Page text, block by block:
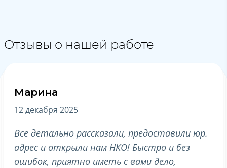
Отзывы о нашей работе
Марина
12 декабря 2025
Все детально рассказали, предоставили юр.
адрес и открыли нам НКО! Быстро и без
ошибок, приятно иметь с вами дело,